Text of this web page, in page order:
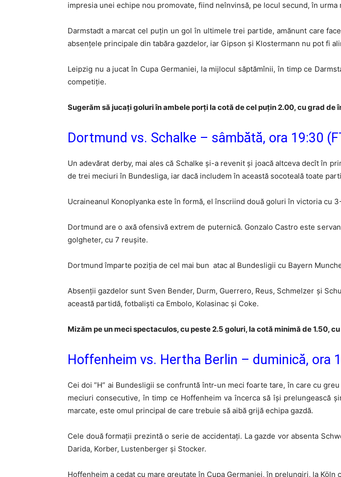
impresia unei echipe nou promovate, fiind neînvinsă, pe locul secund, în
Darmstadt a marcat cel puțin un gol în ultimele trei partide, amănunt care
absențele principale din tabăra gazdelor, iar Gipson și Klostermann nu pot fi
Leipzig nu a jucat în Cupa Germaniei, la mijlocul săptămînii, în timp ce
competiție.
Sugerăm să jucați goluri în ambele porți la cotă de cel puțin 2.00, cu grad de
Dortmund vs. Schalke – sâmbătă, ora 19:30
Un adevărat derby, mai ales că Schalke și-a revenit și joacă altceva decît în
de trei meciuri în Bundesliga, iar dacă includem în această socoteală toate
Ucraineanul Konoplyanka este în formă, el înscriind două goluri în victoria cu
Dortmund are o axă ofensivă extrem de puternică. Gonzalo Castro este
golgheter, cu 7 reușite.
Dortmund împarte poziția de cel mai bun atac al Bundesligii cu Bayern
Absenții gazdelor sunt Sven Bender, Durm, Guerrero, Reus, Schmelzer și
această partidă, fotbaliști ca Embolo, Kolasinac și Coke.
Mizăm pe un meci spectaculos, cu peste 2.5 goluri, la cotă minimă de 1.50,
Hoffenheim vs. Hertha Berlin – duminică, ora
Cei doi ”H” ai Bundesligii se confruntă într-un meci foarte tare, în care cu
meciuri consecutive, în timp ce Hoffenheim va încerca să își prelungească
marcate, este omul principal de care trebuie să aibă grijă echipa gazdă.
Cele două formații prezintă o serie de accidentați. La gazde vor absenta
Darida, Korber, Lustenberger și Stocker.
Hoffenheim a cedat cu mare greutate în Cupa Germaniei, în prelungiri, la